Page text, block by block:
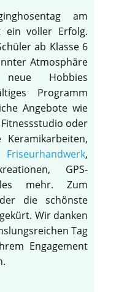
am
ein voller Erfolg.
ab Klasse 6
Atmosphäre
Hobbies
Programm
Angebote wie
oder
Keramikarbeiten,
Friseurhandwerk,
GPS-
mehr. Zum
die schönste
Wir danken
Tag
Engagement